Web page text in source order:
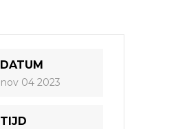
DATUM
nov 04 2023
TIJD